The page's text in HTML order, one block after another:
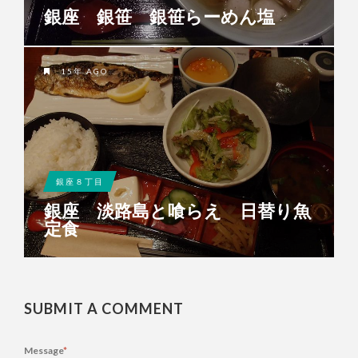
銀座 銀笹 銀笹らーめん塩
15年 AGO
銀座８丁目
銀座 淡路島と喰らえ 日替り魚
定食
SUBMIT A COMMENT
Message*